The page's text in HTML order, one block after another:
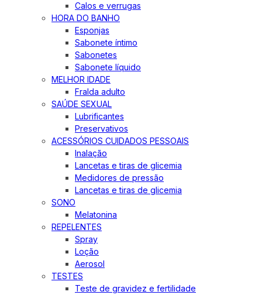
Calos e verrugas
HORA DO BANHO
Esponjas
Sabonete íntimo
Sabonetes
Sabonete líquido
MELHOR IDADE
Fralda adulto
SAÚDE SEXUAL
Lubrificantes
Preservativos
ACESSÓRIOS CUIDADOS PESSOAIS
Inalação
Lancetas e tiras de glicemia
Medidores de pressão
Lancetas e tiras de glicemia
SONO
Melatonina
REPELENTES
Spray
Loção
Aerosol
TESTES
Teste de gravidez e fertilidade